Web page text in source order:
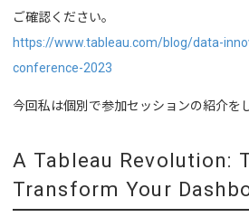
ご確認ください。
https://www.tableau.com/blog/data-
conference-2023
今回私は個別で参加セッションの紹介を
A Tableau Revolution:
Transform Your